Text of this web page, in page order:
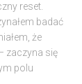
reset.
badać
że
zaczyna się
polu